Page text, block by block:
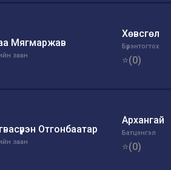
Мягмаржав
заан
Хөвсгөл
Бүрэнтогтох
⭐(0)
Отгонбаатар
заан
Архангай
Батцэнгэл
⭐(0)